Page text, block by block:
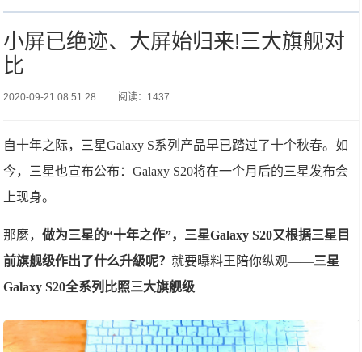
小屏已绝迹、大屏始归来!三大旗舰对
比
2020-09-21 08:51:28 阅读：1437
自十年之际，三星Galaxy S系列产品早已踏过了十个秋春。如
今，三星也宣布公布：Galaxy S20将在一个月后的三星发布会
上现身。
那麼，做为三星的“十年之作”，三星Galaxy S20又根据三星目
前旗舰级作出了什么升級呢？就要曝料王陪你纵观——三星
Galaxy S20全系列比照三大旗舰级